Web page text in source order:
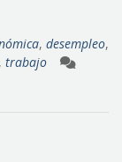
, desempleo,
, trabajo